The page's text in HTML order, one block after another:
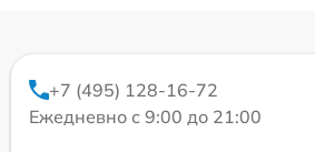
+7 (495) 128-16-72
Ежедневно с 9:00 до 21:00